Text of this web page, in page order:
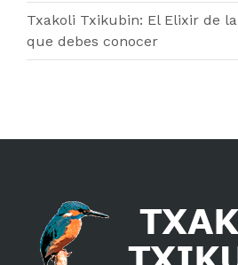
Txakoli Txikubin: El Elixir de
que debes conocer